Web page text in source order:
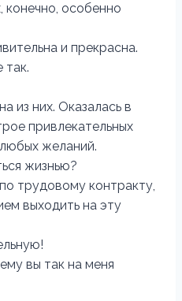
особенно
и прекрасна.
так.
из них. Оказалась в
привлекательных
желаний.
жизнью?
трудовому контракту,
выходить на эту
вы так на меня